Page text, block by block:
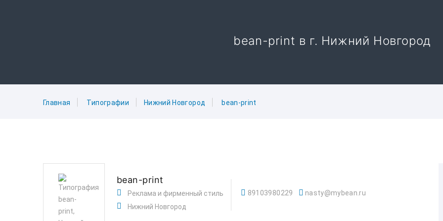
bean-print в г. Нижний Новгород
Главная Типографии Нижний Новгород bean-print
bean-print
Реклама и фирменный стиль
Нижний Новгород
89103980229 nasty@mybean.ru